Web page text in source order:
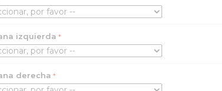
izquierda
derecha